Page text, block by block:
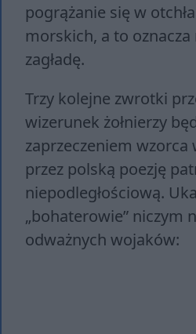
pogrążanie się w
morskich, a to
zagładę.
Trzy kolejne zwrotki
wizerunek żołnierzy
zaprzeczeniem
przez polską poezję
niepodległościową.
„bohaterowie” niczym
odważnych wojaków: